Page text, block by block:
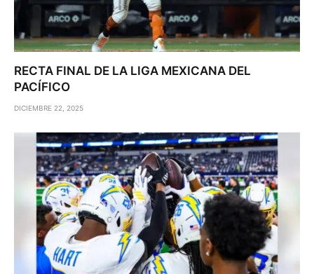
RECTA FINAL DE LA LIGA MEXICANA DEL
PACÍFICO
DICIEMBRE 22, 2025